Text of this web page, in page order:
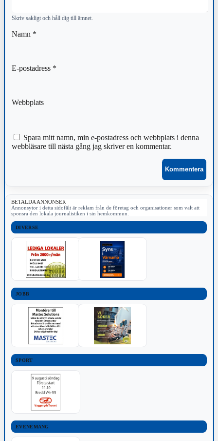
Skriv sakligt och håll dig till ämnet.
Namn *
E-postadress *
Webbplats
Spara mitt namn, min e-postadress och webbplats i denna
webbläsare till nästa gång jag skriver en kommentar.
BETALDA ANNONSER
Annonsytor i detta sidofält är reklam från de företag och organisationer som valt att
sponsra den lokala journalistiken i sin hemkommun.
DIVERSE
JOBB
SPORT
EVENEMANG